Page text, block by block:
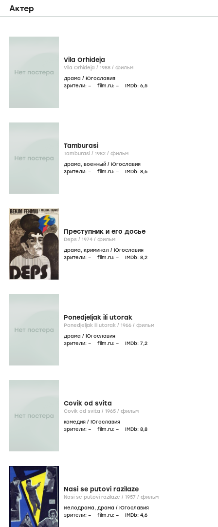
Актер
Vila Orhideja
Vila Orhideja / 1988 / фильм
драма / Югославия
зрители: – film.ru: – IMDb: 6,5
Tamburasi
Tamburasi / 1982 / фильм
драма, военный / Югославия
зрители: – film.ru: – IMDb: 8,6
Преступник и его досье
Deps / 1974 / фильм
драма, криминал / Югославия
зрители: – film.ru: – IMDb: 8,2
Ponedjeljak ili utorak
Ponedjeljak ili utorak / 1966 / фильм
драма / Югославия
зрители: – film.ru: – IMDb: 7,2
Covik od svita
Covik od svita / 1965 / фильм
комедия / Югославия
зрители: – film.ru: – IMDb: 8,8
Nasi se putovi razilaze
Nasi se putovi razilaze / 1957 / фильм
мелодрама, драма / Югославия
зрители: – film.ru: – IMDb: 4,6